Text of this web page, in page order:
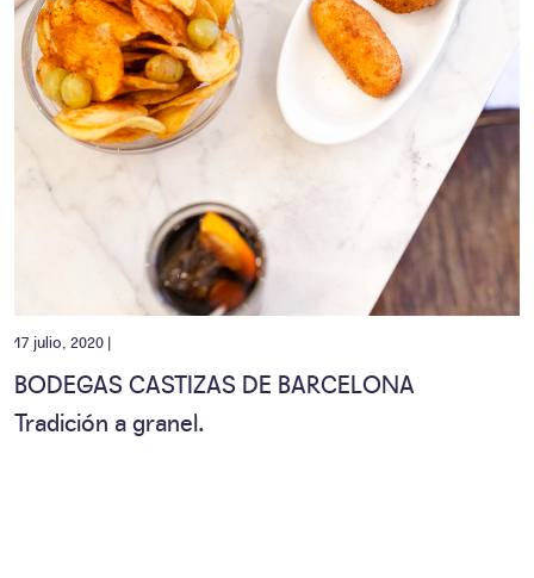
17 julio, 2020 |
BODEGAS CASTIZAS DE BARCELONA
Tradición a granel.